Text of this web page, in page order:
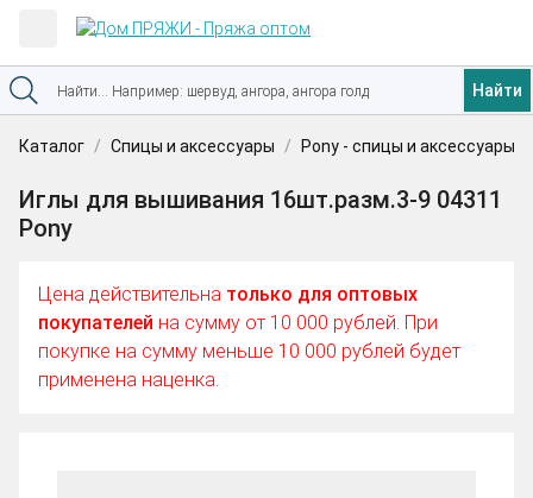
Найти
Каталог Спицы и аксессуары Pony - спицы и аксессуары
Иглы для вышивания 16шт.разм.3-9 04311
Pony
Цена действительна только для оптовых
покупателей на сумму от 10 000 рублей. При
покупке на сумму меньше 10 000 рублей будет
применена наценка.